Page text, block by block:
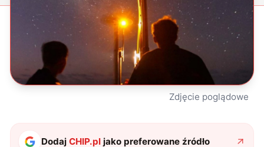
Zdjęcie poglądowe
DodajCHIP.pl jako preferowane źródło